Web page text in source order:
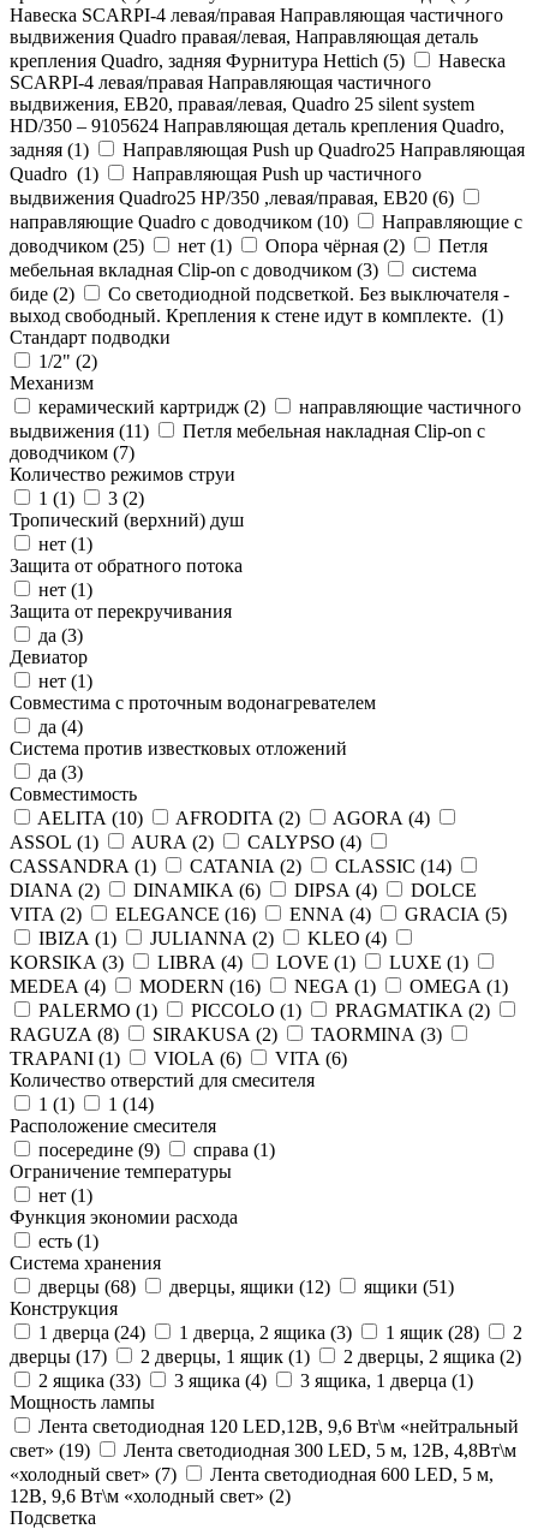
Навеска SCARPI-4 левая/правая Направляющая частичного
выдвижения Quadro правая/левая, Направляющая деталь
крепления Quadro, задняя Фурнитура Hettich (5)
Навеска
SCARPI-4 левая/правая Направляющая частичного
выдвижения, ЕВ20, правая/левая, Quadro 25 silent system
HD/350 – 9105624 Направляющая деталь крепления Quadro,
задняя (1)
Направляющая Push up Quadro25 Направляющая
Quadro (1)
Направляющая Push up частичного
выдвижения Quadro25 НР/350 ,левая/правая, ЕВ20 (6)
направляющие Quadro с доводчиком (10)
Направляющие с
доводчиком (25) нет (1) Опора чёрная (2)
Петля
мебельная вкладная Clip-on с доводчиком (3)
система
биде (2)
Со светодиодной подсветкой. Без выключателя -
выход свободный. Крепления к стене идут в комплекте. (1)
Стандарт подводки
1/2" (2)
Механизм
керамический картридж (2)
направляющие частичного
выдвижения (11)
Петля мебельная накладная Clip-on с
доводчиком (7)
Количество режимов струи
1 (1) 3 (2)
Тропический (верхний) душ
нет (1)
Защита от обратного потока
нет (1)
Защита от перекручивания
да (3)
Девиатор
нет (1)
Совместима с проточным водонагревателем
да (4)
Система против известковых отложений
да (3)
Совместимость
AELITA (10) AFRODITA (2) AGORA (4)
ASSOL (1) AURA (2) CALYPSO (4)
CASSANDRA (1) CATANIA (2) CLASSIC (14)
DIANA (2) DINAMIKA (6) DIPSA (4)
DOLCE
VITA (2) ELEGANCE (16) ENNA (4) GRACIA (5)
IBIZA (1) JULIANNA (2) KLEO (4)
KORSIKA (3) LIBRA (4) LOVE (1) LUXE (1)
MEDEA (4) MODERN (16) NEGA (1) OMEGA (1)
PALERMO (1) PICCOLO (1) PRAGMATIKA (2)
RAGUZA (8) SIRAKUSA (2) TAORMINA (3)
TRAPANI (1) VIOLA (6) VITA (6)
Количество отверстий для смесителя
1 (1) 1 (14)
Расположение смесителя
посередине (9) справа (1)
Ограничение температуры
нет (1)
Функция экономии расхода
есть (1)
Система хранения
дверцы (68) дверцы, ящики (12) ящики (51)
Конструкция
1 дверца (24) 1 дверца, 2 ящика (3) 1 ящик (28)
2
дверцы (17) 2 дверцы, 1 ящик (1) 2 дверцы, 2 ящика (2)
2 ящика (33) 3 ящика (4) 3 ящика, 1 дверца (1)
Мощность лампы
Лента светодиодная 120 LED,12В, 9,6 Вт\м «нейтральный
свет» (19)
Лента светодиодная 300 LED, 5 м, 12В, 4,8Вт\м
«холодный свет» (7)
Лента светодиодная 600 LED, 5 м,
12В, 9,6 Вт\м «холодный свет» (2)
Подсветка